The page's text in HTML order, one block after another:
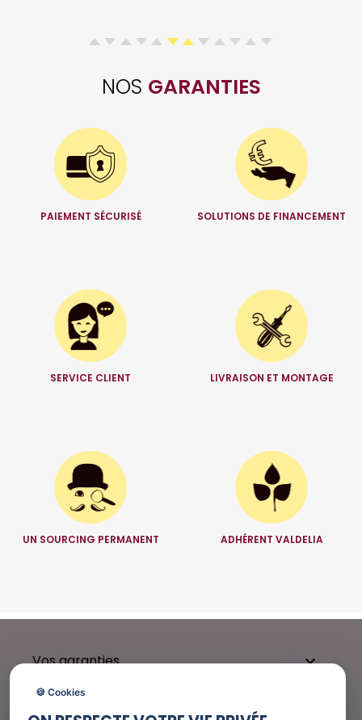
NOS GARANTIES
PAIEMENT SÉCURISÉ SOLUTIONS DE FINANCEMENT
SERVICE CLIENT LIVRAISON ET MONTAGE
UN SOURCING PERMANENT ADHÉRENT VALDELIA
Vos garanties 
🍪 Cookies